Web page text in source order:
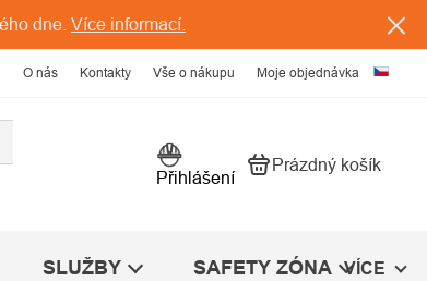
dne. Více informací.
O nás Kontakty Vše o nákupu Moje objednávka
Přihlášení Nákupní košík
Prázdný košík
SLUŽBY SAFETY ZÓNA VÍCE